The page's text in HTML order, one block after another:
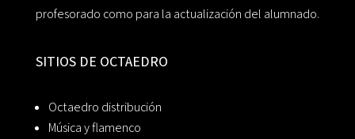
profesorado como para la actualización del alumnado.
SITIOS DE OCTAEDRO
Octaedro distribución
Música y flamenco